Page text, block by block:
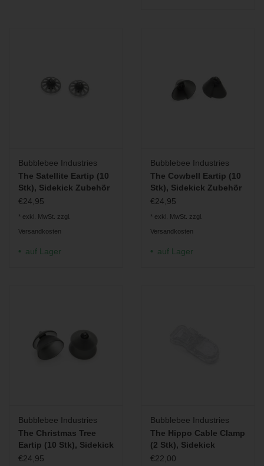
Bubblebee Industries
The Satellite Eartip (10
Stk), Sidekick Zubehör
€24,95
* exkl. MwSt. zzgl.
Versandkosten
auf Lager
Bubblebee Industries
The Cowbell Eartip (10
Stk), Sidekick Zubehör
€24,95
* exkl. MwSt. zzgl.
Versandkosten
auf Lager
Bubblebee Industries
The Christmas Tree
Eartip (10 Stk), Sidekick
Zubehör
€24,95
Bubblebee Industries
The Hippo Cable Clamp
(2 Stk), Sidekick
Zubehör
€22,00